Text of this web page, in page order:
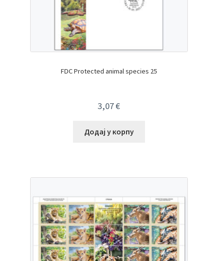
FDC Protected animal species 25
3,07€
Додај у корпу